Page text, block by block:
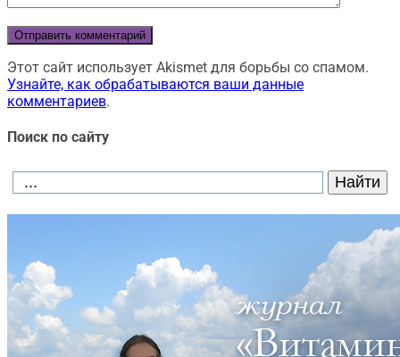
Этот сайт использует Akismet для борьбы со спамом.
Узнайте, как обрабатываются ваши данные
комментариев.
Поиск по сайту